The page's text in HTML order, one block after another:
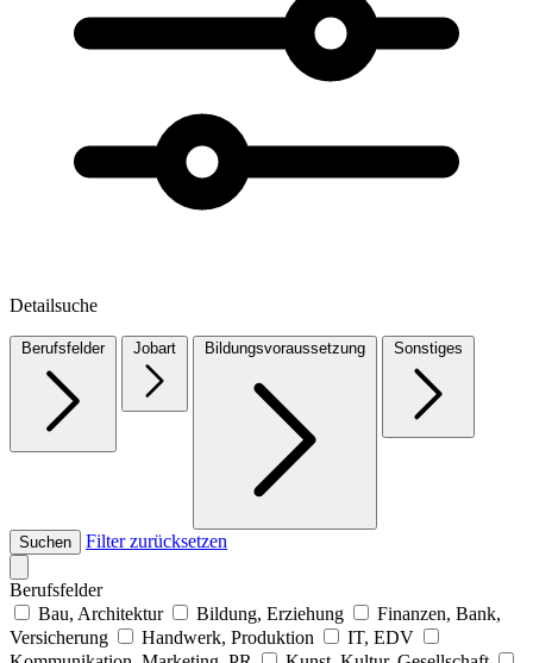
Detailsuche
Berufsfelder Jobart Bildungsvoraussetzung Sonstiges
Suchen Filter zurücksetzen
Berufsfelder
Bau, Architektur
Bildung, Erziehung
Finanzen, Bank,
Versicherung
Handwerk, Produktion
IT, EDV